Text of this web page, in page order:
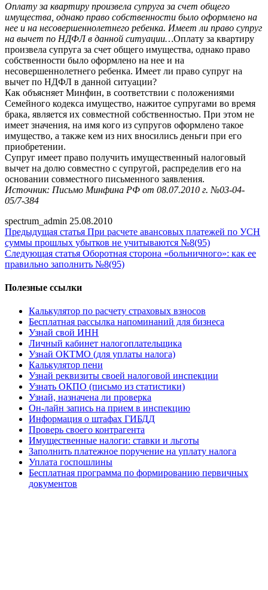
Оплату за квартиру произвела супруга за счет общего
имущества, однако право собственности было оформлено на
нее и на несовершеннолетнего ребенка. Имеет ли право супруг
на вычет по НДФЛ в данной ситуации…Оплату за квартиру
произвела супруга за счет общего имущества, однако право
собственности было оформлено на нее и на
несовершеннолетнего ребенка. Имеет ли право супруг на
вычет по НДФЛ в данной ситуации?
Как объясняет Минфин, в соответствии с положениями
Семейного кодекса имущество, нажитое супругами во время
брака, является их совместной собственностью. При этом не
имеет значения, на имя кого из супругов оформлено такое
имущество, а также кем из них вносились деньги при его
приобретении.
Супруг имеет право получить имущественный налоговый
вычет на долю совместно с супругой, распределив его на
основании совместного письменного заявления.
Источник: Письмо Минфина РФ от 08.07.2010 г. №03-04-
05/7-384
spectrum_admin 25.08.2010
Предыдущая статья При расчете авансовых платежей по УСН
суммы прошлых убытков не учитываются №8(95)
Следующая статья Оборотная сторона «больничного»: как ее
правильно заполнить №8(95)
Полезные ссылки
Калькулятор по расчету страховых взносов
Бесплатная рассылка напоминаний для бизнеса
Узнай свой ИНН
Личный кабинет налогоплательщика
Узнай ОКТМО (для уплаты налога)
Калькулятор пени
Узнай реквизиты своей налоговой инспекции
Узнать ОКПО (письмо из статистики)
Узнай, назначена ли проверка
Он-лайн запись на прием в инспекцию
Информация о штафах ГИБДД
Проверь своего контрагента
Имущественные налоги: ставки и льготы
Заполнить платежное поручение на уплату налога
Уплата госпошлины
Бесплатная программа по формированию первичных
документов